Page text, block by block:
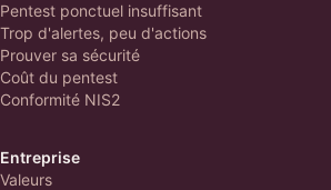
Pentest ponctuel insuffisant
Trop d'alertes, peu d'actions
Prouver sa sécurité
Coût du pentest
Conformité NIS2
Entreprise
Valeurs